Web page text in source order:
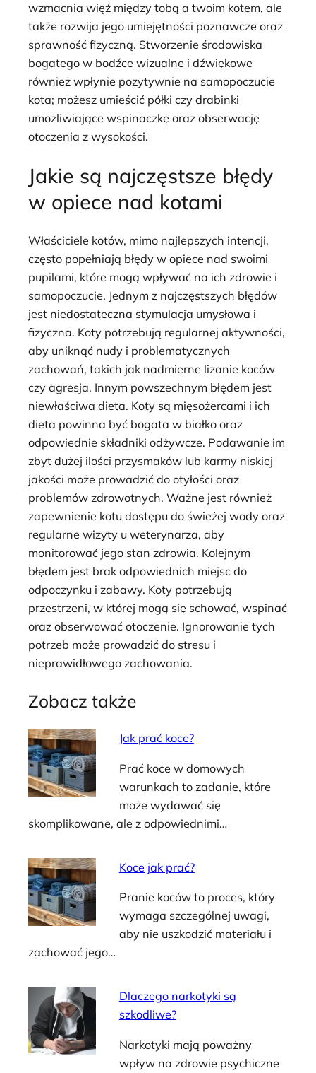
wzmacnia więź między tobą a twoim kotem, ale
także rozwija jego umiejętności poznawcze oraz
sprawność fizyczną. Stworzenie środowiska
bogatego w bodźce wizualne i dźwiękowe
również wpłynie pozytywnie na samopoczucie
kota; możesz umieścić półki czy drabinki
umożliwiające wspinaczkę oraz obserwację
otoczenia z wysokości.
Jakie są najczęstsze błędy
w opiece nad kotami
Właściciele kotów, mimo najlepszych intencji,
często popełniają błędy w opiece nad swoimi
pupilami, które mogą wpływać na ich zdrowie i
samopoczucie. Jednym z najczęstszych błędów
jest niedostateczna stymulacja umysłowa i
fizyczna. Koty potrzebują regularnej aktywności,
aby uniknąć nudy i problematycznych
zachowań, takich jak nadmierne lizanie koców
czy agresja. Innym powszechnym błędem jest
niewłaściwa dieta. Koty są mięsożercami i ich
dieta powinna być bogata w białko oraz
odpowiednie składniki odżywcze. Podawanie im
zbyt dużej ilości przysmaków lub karmy niskiej
jakości może prowadzić do otyłości oraz
problemów zdrowotnych. Ważne jest również
zapewnienie kotu dostępu do świeżej wody oraz
regularne wizyty u weterynarza, aby
monitorować jego stan zdrowia. Kolejnym
błędem jest brak odpowiednich miejsc do
odpoczynku i zabawy. Koty potrzebują
przestrzeni, w której mogą się schować, wspinać
oraz obserwować otoczenie. Ignorowanie tych
potrzeb może prowadzić do stresu i
nieprawidłowego zachowania.
Zobacz także
Jak prać koce?
Prać koce w domowych
warunkach to zadanie, które
może wydawać się
skomplikowane, ale z odpowiednimi…
Koce jak prać?
Pranie koców to proces, który
wymaga szczególnej uwagi,
aby nie uszkodzić materiału i
zachować jego…
Dlaczego narkotyki są
szkodliwe?
Narkotyki mają poważny
wpływ na zdrowie psychiczne